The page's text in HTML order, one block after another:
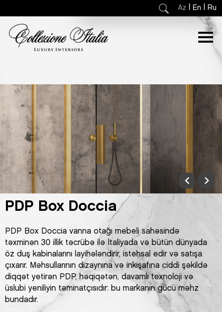
Az En Ru
PDP Box Doccia
PDP Box Doccia vanna otağı mebeli sahəsində
təxminən 30 illik təcrübə ilə İtaliyada və bütün dünyada
öz duş kabinalarını layihələndirir, istehsal edir və satışa
çıxarır. Məhsullarının dizaynına və inkişafına ciddi şəkildə
diqqət yetirən PDP, həqiqətən, davamlı texnoloji və
üslubi yeniliyin təminatçısıdır: bu markanın gücü məhz
bundadır.